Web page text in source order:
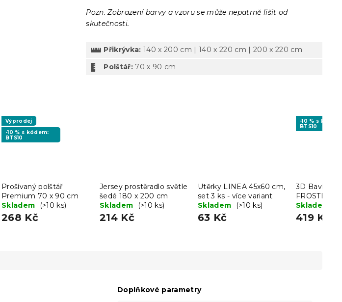
Pozn. Zobrazení barvy a vzoru se může nepatrně lišit od
skutečnosti.
Přikrývka: 140 x 200 cm | 140 x 220 cm | 200 x 220 cm
Polštář: 70 x 90 cm
Výprodej
-10 % s kódem:
BTS10
Prošívaný polštář
Premium 70 x 90 cm
Skladem
(>10 ks)
268 Kč
Jersey prostěradlo světle
šedé 180 x 200 cm
Skladem
(>10 ks)
214 Kč
Utěrky LINEA 45x60 cm,
set 3 ks - více variant
Skladem
(>10 ks)
63 Kč
-10 % s
BTS10
3D
FROSTED
+ povlak na
40x50 cm
Skladem
419 Kč
Doplňkové parametry